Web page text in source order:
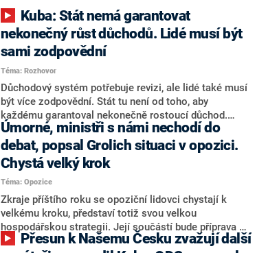
nekonečný růst důchodů. Lidé musí být
sami zodpovědní
Téma: Rozhovor
Důchodový systém potřebuje revizi, ale lidé také musí
být více zodpovědní. Stát tu není od toho, aby
každému garantoval nekonečně rostoucí důchod.
Chybí tu nový systém a my ho představíme,řekl
hejtman Jihočeského kraje a předseda hnutí Naše
Česko Martin Kuba v rozhovoru pro CNN Prima NEWS.
V čele státu pak podle něj nemůže být člověk, který by
střetem zájmů omezoval čerpání financí a rozvoj,
dodal. Řešení u Andreje Babiše ale hodnotit nechtěl.
Úmorné, ministři s námi nechodí do
debat, popsal Grolich situaci v opozici.
Chystá velký krok
Téma: Opozice
Zkraje příštího roku se opoziční lidovci chystají k
velkému kroku, představí totiž svou velkou
hospodářskou strategii. Její součástí bude příprava na
stárnutí populace, řekl ve středu na setkání s novináři